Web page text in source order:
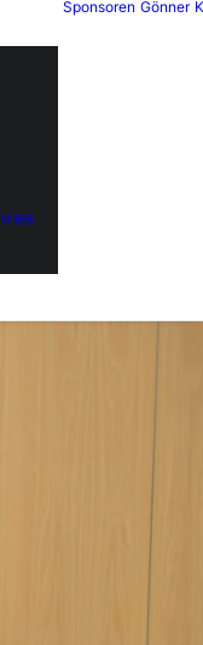
Sponsoren Gönner